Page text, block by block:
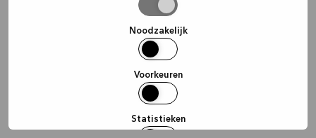
Noodzakelijk
Voorkeuren
Statistieken